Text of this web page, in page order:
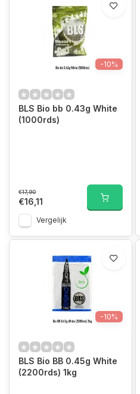
-10%
BLS Bio bb 0.43g White
(1000rds)
€17,90
€16,11
Vergelijk
-10%
BLS Bio BB 0.45g White
(2200rds) 1kg